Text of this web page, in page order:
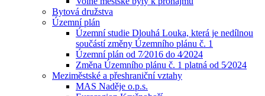
Bytová družstva
Územní plán
Územní studie Dlouhá Louka, která je nedílnou
součástí změny Územního plánu č. 1
Územní plán od 7⁄2016 do 4⁄2024
Změna Územního plánu č. 1 platná od 5⁄2024
Meziměstské a přeshraniční vztahy
MAS Naděje o.p.s.